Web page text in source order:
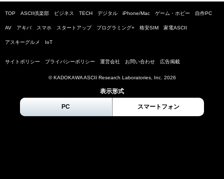
TOP ASCII倶楽部 ビジネス TECH デジタル iPhone/Mac ゲーム・ホビー 自作PC
AV アキバ スマホ スタートアップ プログラミング+ 格安SIM 家電ASCII
アスキーグルメ IoT
サイトポリシー プライバシーポリシー 運営会社 お問い合わせ 広告掲載
© KADOKAWA ASCII Research Laboratories, Inc. 2026
表示形式
PC スマートフォン